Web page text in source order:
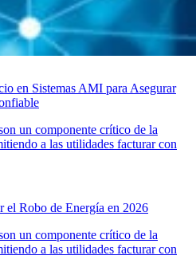
en Sistemas AMI para Asegurar
un componente crítico de la
a las utilidades facturar con
el Robo de Energía en 2026
un componente crítico de la
a las utilidades facturar con